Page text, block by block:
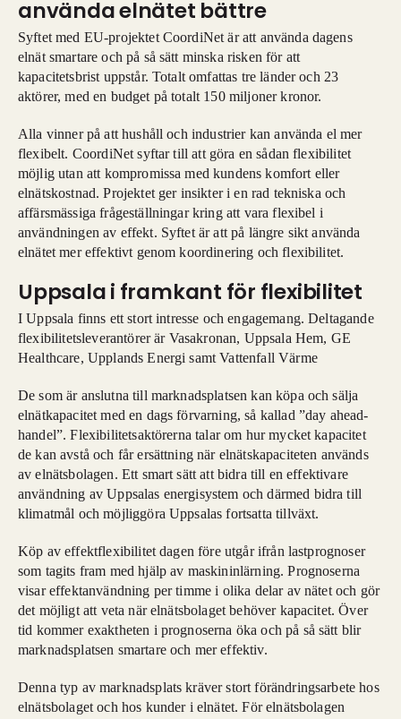
använda elnätet bättre
Syftet med EU-projektet CoordiNet är att använda dagens
elnät smartare och på så sätt minska risken för att
kapacitetsbrist uppstår. Totalt omfattas tre länder och 23
aktörer, med en budget på totalt 150 miljoner kronor.
Alla vinner på att hushåll och industrier kan använda el mer
flexibelt. CoordiNet syftar till att göra en sådan flexibilitet
möjlig utan att kompromissa med kundens komfort eller
elnätskostnad. Projektet ger insikter i en rad tekniska och
affärsmässiga frågeställningar kring att vara flexibel i
användningen av effekt. Syftet är att på längre sikt använda
elnätet mer effektivt genom koordinering och flexibilitet.
Uppsala i framkant för flexibilitet
I Uppsala finns ett stort intresse och engagemang. Deltagande
flexibilitetsleverantörer är Vasakronan, Uppsala Hem, GE
Healthcare, Upplands Energi samt Vattenfall Värme
De som är anslutna till marknadsplatsen kan köpa och sälja
elnätkapacitet med en dags förvarning, så kallad ”day ahead-
handel”. Flexibilitetsaktörerna talar om hur mycket kapacitet
de kan avstå och får ersättning när elnätskapaciteten används
av elnätsbolagen. Ett smart sätt att bidra till en effektivare
användning av Uppsalas energisystem och därmed bidra till
klimatmål och möjliggöra Uppsalas fortsatta tillväxt.
Köp av effektflexibilitet dagen före utgår ifrån lastprognoser
som tagits fram med hjälp av maskininlärning. Prognoserna
visar effektanvändning per timme i olika delar av nätet och gör
det möjligt att veta när elnätsbolaget behöver kapacitet. Över
tid kommer exaktheten i prognoserna öka och på så sätt blir
marknadsplatsen smartare och mer effektiv.
Denna typ av marknadsplats kräver stort förändringsarbete hos
elnätsbolaget och hos kunder i elnätet. För elnätsbolagen